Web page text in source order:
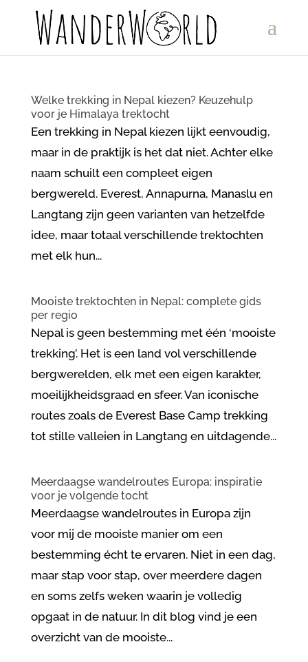
Welke trekking in Nepal kiezen? Keuzehulp
voor je Himalaya trektocht
Een trekking in Nepal kiezen lijkt eenvoudig,
maar in de praktijk is het dat niet. Achter elke
naam schuilt een compleet eigen
bergwereld. Everest, Annapurna, Manaslu en
Langtang zijn geen varianten van hetzelfde
idee, maar totaal verschillende trektochten
met elk hun...
Mooiste trektochten in Nepal: complete gids
per regio
Nepal is geen bestemming met één ‘mooiste
trekking’. Het is een land vol verschillende
bergwerelden, elk met een eigen karakter,
moeilijkheidsgraad en sfeer. Van iconische
routes zoals de Everest Base Camp trekking
tot stille valleien in Langtang en uitdagende...
Meerdaagse wandelroutes Europa: inspiratie
voor je volgende tocht
Meerdaagse wandelroutes in Europa zijn
voor mij de mooiste manier om een
bestemming écht te ervaren. Niet in een dag,
maar stap voor stap, over meerdere dagen
en soms zelfs weken waarin je volledig
opgaat in de natuur. In dit blog vind je een
overzicht van de mooiste...